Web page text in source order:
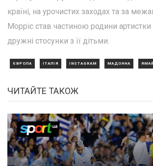
країні, на урочистих заходах та за
Морріс став частиною родини артистки
дружні стосунки з її дітьми.
ЄВРОПА ІТАЛІЯ INSTAGRAM МАДОННА
ЧИТАЙТЕ ТАКОЖ